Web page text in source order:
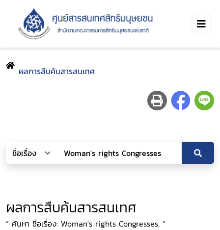
ผลการสืบค้นสารสนเทศ
ผลการสืบค้นสารสนเทศ
“ ค้นหา ชื่อเรื่อง: Woman's rights Congresses, ”